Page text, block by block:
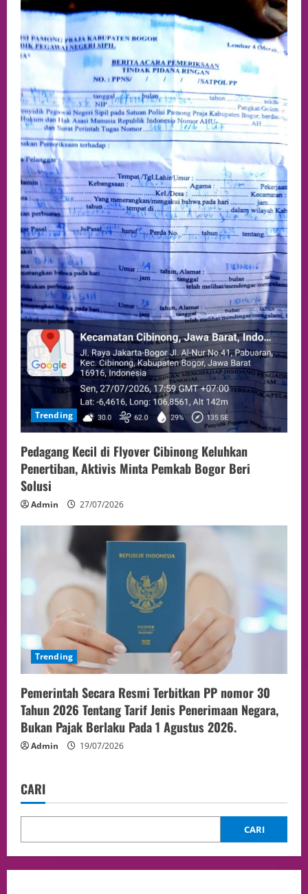
Trending
Pedagang Kecil di Flyover Cibinong Keluhkan
Penertiban, Aktivis Minta Pemkab Bogor Beri
Solusi
Admin 27/07/2026
Trending
Pemerintah Secara Resmi Terbitkan PP nomor 30
Tahun 2026 Tentang Tarif Jenis Penerimaan Negara,
Bukan Pajak Berlaku Pada 1 Agustus 2026.
Admin 19/07/2026
CARI
CARI